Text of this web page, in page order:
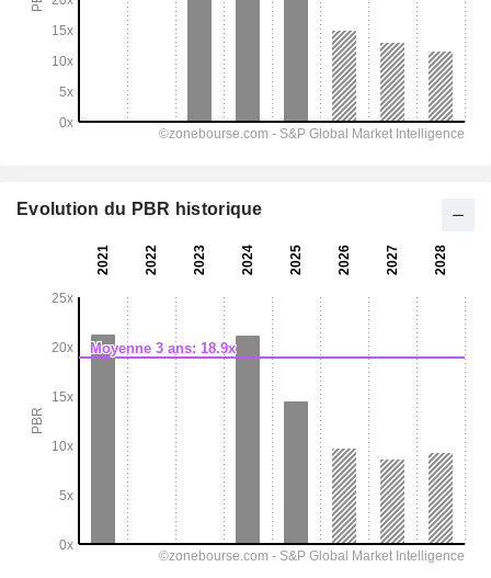
Evolution du PBR historique